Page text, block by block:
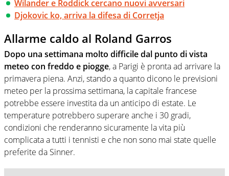
Wilander e Roddick cercano nuovi avversari
Djokovic ko, arriva la difesa di Corretja
Allarme caldo al Roland Garros
Dopo una settimana molto difficile dal punto di vista
meteo con freddo e piogge, a Parigi è pronta ad arrivare la
primavera piena. Anzi, stando a quanto dicono le previsioni
meteo per la prossima settimana, la capitale francese
potrebbe essere investita da un anticipo di estate. Le
temperature potrebbero superare anche i 30 gradi,
condizioni che renderanno sicuramente la vita più
complicata a tutti i tennisti e che non sono mai state quelle
preferite da Sinner.